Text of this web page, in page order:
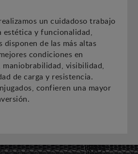
un cuidadoso trabajo
estética y funcionalidad,
de las más altas
condiciones en
visibilidad,
de carga y resistencia.
confieren una mayor